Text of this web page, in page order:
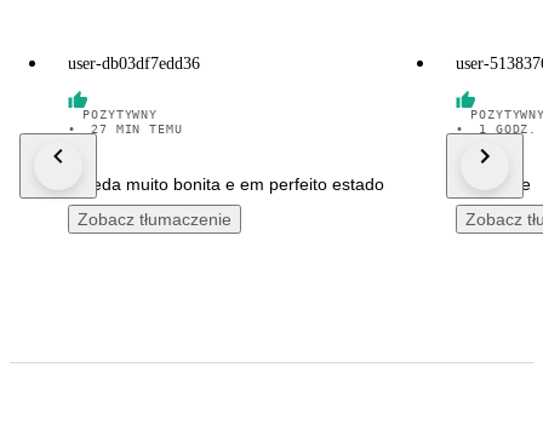
user-db03df7edd36
POZYTYWNY
•
27 MIN TEMU
Moeda muito bonita e em perfeito estado
Zobacz tłumaczenie
user-
•
1 GODZ.
Excelente
Zobacz